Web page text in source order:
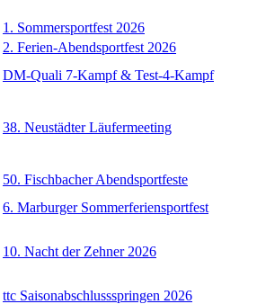
1. Sommersportfest 2026
2. Ferien-Abendsportfest 2026
DM-Quali 7-Kampf & Test-4-Kampf
38. Neustädter Läufermeeting
50. Fischbacher Abendsportfeste
6. Marburger Sommerferiensportfest
10. Nacht der Zehner 2026
ttc Saisonabschlussspringen 2026